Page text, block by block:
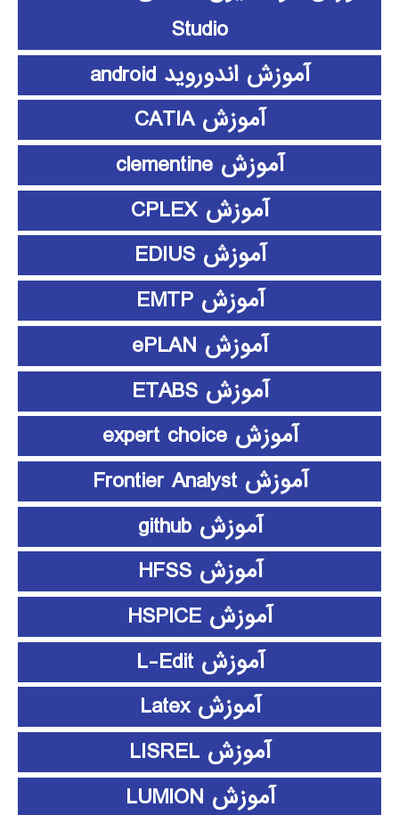
Studio
آموزش اندوروید android
آموزش CATIA
آموزش clementine
آموزش CPLEX
آموزش EDIUS
آموزش EMTP
آموزش ePLAN
آموزش ETABS
آموزش expert choice
آموزش Frontier Analyst
آموزش github
آموزش HFSS
آموزش HSPICE
آموزش L-Edit
آموزش Latex
آموزش LISREL
آموزش LUMION